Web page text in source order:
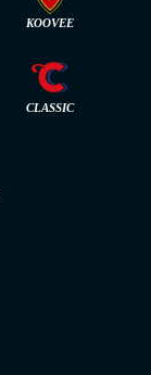
KOOVEE
CLASSIC